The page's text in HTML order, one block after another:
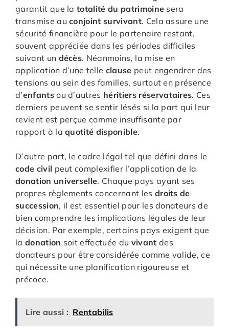
garantit que latotalité du patrimoine sera
transmise auconjoint survivant. Cela assure une
sécurité financière pour le partenaire restant,
souvent appréciée dans les périodes difficiles
suivant un décès. Néanmoins, la mise en
application d’une telle clause peut engendrer des
tensions au sein des familles, surtout en présence
d’enfantsou d’autres héritiers réservataires. Ces
derniers peuvent se sentir lésés si la part qui leur
revient est perçue comme insuffisante par
rapport à laquotité disponible.
D’autre part, le cadre légal tel que défini dans le
code civil peut complexifier l’application de la
donation universelle. Chaque pays ayant ses
propres règlements concernant les droits de
succession, il est essentiel pour les donateurs de
bien comprendre les implications légales de leur
décision. Par exemple, certains pays exigent que
la donation soit effectuée du vivant des
donateurs pour être considérée comme valide, ce
qui nécessite une planification rigoureuse et
précoce.
Lire aussi : Rentabilis